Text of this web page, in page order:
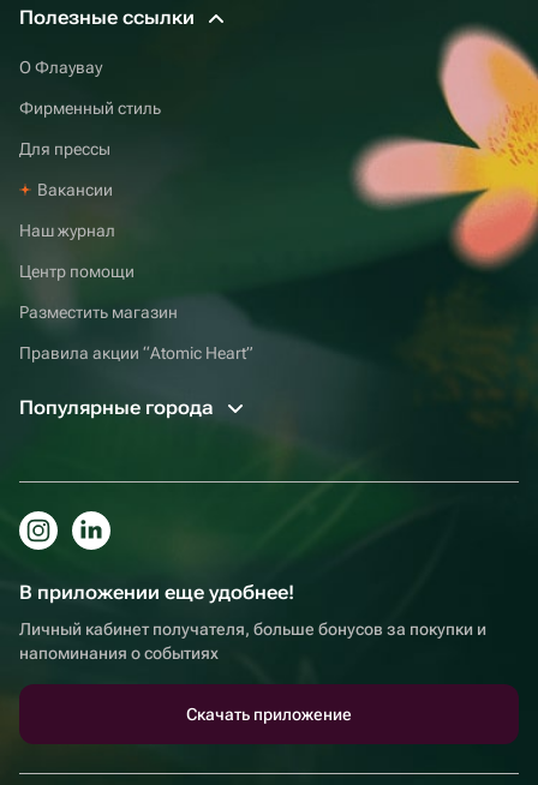
Полезные ссылки
О Флаувау
Фирменный стиль
Для прессы
Вакансии
Наш журнал
Центр помощи
Разместить магазин
Правила акции “Atomic Heart”
Популярные города
В приложении еще удобнее!
Личный кабинет получателя, больше бонусов за покупки и
напоминания о событиях
Скачать приложение